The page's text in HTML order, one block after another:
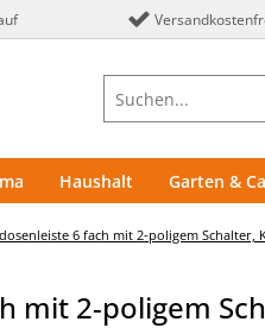
Haushalt Garten &
6 fach mit 2-poligem Schalter,
mit 2-poligem